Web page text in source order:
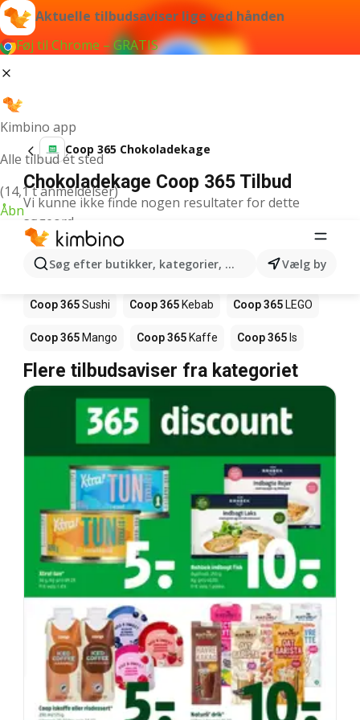
Aktuelle tilbudsaviser lige ved hånden
Føj til Chrome – GRATIS
Kimbino app
Alle tilbud ét sted
(14,1 t anmeldelser)
Åbn
Søg efter butikker, kategorier, produkter...Vælg by
Coop 365 Chokoladekage
Chokoladekage Coop 365 Tilbud
Vi kunne ikke finde nogen resultater for dette
søgeord.
Andre produkter i butikker Coop 365
Coop 365Pizza Coop 365Magasin
Coop 365Sushi Coop 365 Kebab Coop 365 LEGO
Coop 365 Mango Coop 365 Kaffe Coop 365 Is
Flere tilbudsaviser fra kategoriet